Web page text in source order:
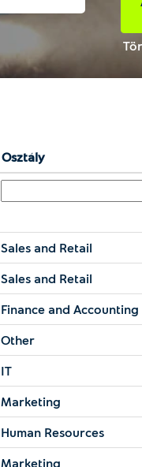
Osztály
Sales and Retail
Sales and Retail
Finance and Accounting
Other
IT
Marketing
Human Resources
Marketing